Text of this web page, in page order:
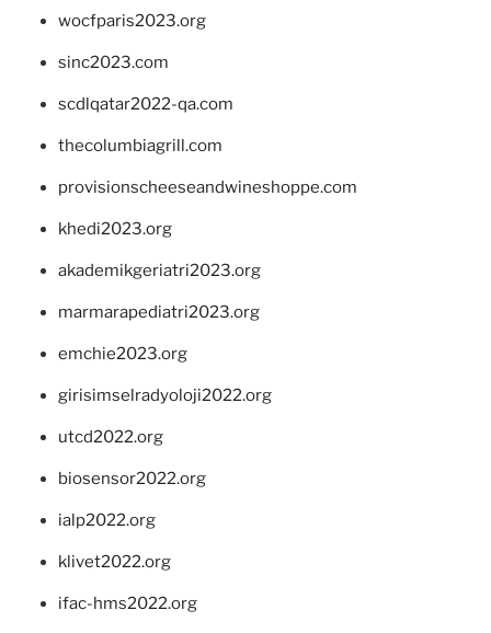
wocfparis2023.org
sinc2023.com
scdlqatar2022-qa.com
thecolumbiagrill.com
provisionscheeseandwineshoppe.com
khedi2023.org
akademikgeriatri2023.org
marmarapediatri2023.org
emchie2023.org
girisimselradyoloji2022.org
utcd2022.org
biosensor2022.org
ialp2022.org
klivet2022.org
ifac-hms2022.org